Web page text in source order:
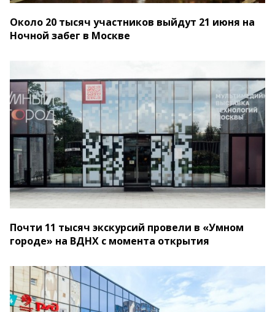
Около 20 тысяч участников выйдут 21 июня на
Ночной забег в Москве
Почти 11 тысяч экскурсий провели в «Умном
городе» на ВДНХ с момента открытия